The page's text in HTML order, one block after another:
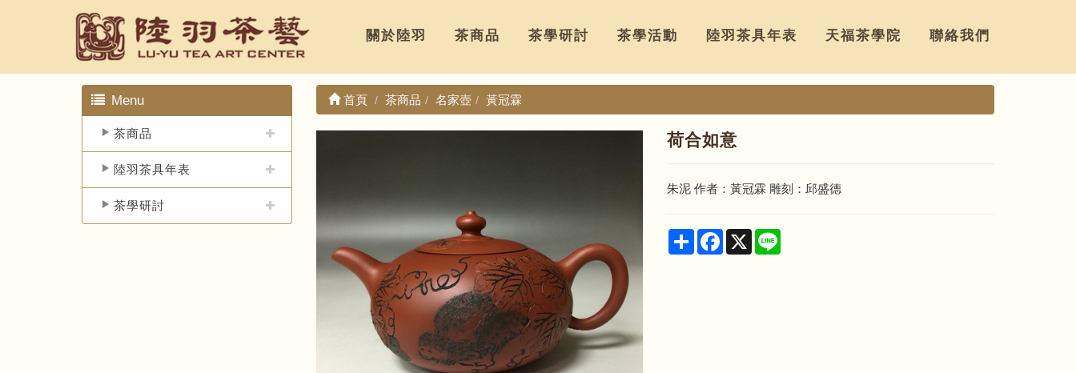
關於陸羽 茶商品 茶學研討 茶學活動 陸羽茶具年表 天福茶學院 聯絡我們
首頁 茶商品 名家壺 黃冠霖
荷合如意
朱泥 作者：黃冠霖 雕刻：邱盛德
Share Facebook
X
Menu
茶商品
陸羽茶具年表
茶學研討